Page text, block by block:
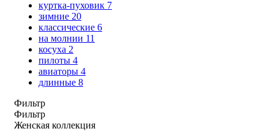
куртка-пуховик 7
зимние 20
классические 6
на молнии 11
косуха 2
пилоты 4
авиаторы 4
длинные 8
Фильтр
Фильтр
Женская коллекция